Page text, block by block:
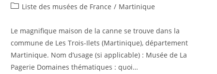
Liste des musées de France / Martinique
Le magnifique maison de la canne se trouve dans la
commune de Les Trois-Ilets (Martinique), département
Martinique. Nom d’usage (si applicable) : Musée de La
Pagerie Domaines thématiques : quoi…